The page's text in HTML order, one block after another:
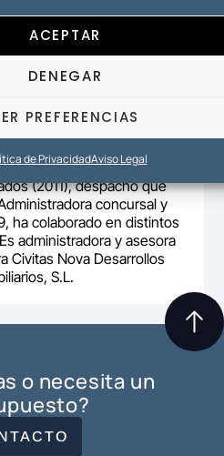
ACEPTAR
DENEGAR
PREFERENCIAS
de PrivacidadAviso Legal
es abogada y fundadora de
(2011), despacho que
concursal y
ha colaborado en distintos
administradora y asesora
Civitas Nova Desarrollos
S.L.
o necesita un